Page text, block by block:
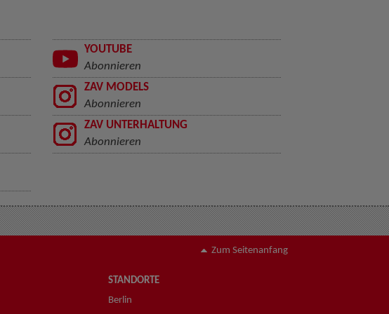
YOUTUBE
Abonnieren
ZAV MODELS
Abonnieren
ZAV UNTERHALTUNG
Abonnieren
Zum Seitenanfang
STANDORTE
Berlin